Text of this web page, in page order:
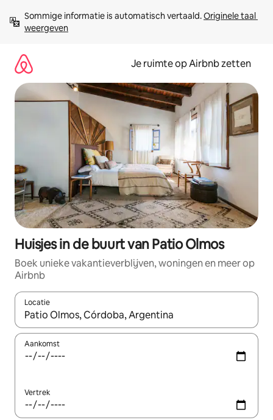
direct
naar
Sommige informatie is automatisch vertaald. Originele taal
weergeven
Je ruimte op Airbnb zetten
Huisjes in de buurt van Patio Olmos
Boek unieke vakantieverblijven, woningen en meer op
Airbnb
Locatie
Wanneer er suggesties beschikbaar zijn, maak je een keuze
Aankomst
Vertrek